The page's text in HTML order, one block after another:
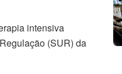
intensiva
(SUR) da